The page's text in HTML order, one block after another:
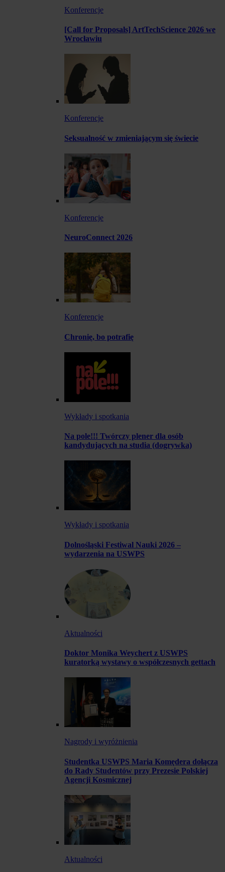
Konferencje
[Call for Proposals] ArtTechScience 2026 we
Wrocławiu
Konferencje
Seksualność w zmieniającym się świecie
Konferencje
NeuroConnect 2026
Konferencje
Chronię, bo potrafię
Wykłady i spotkania
Na pole!!! Twórczy plener dla osób
kandydujących na studia (dogrywka)
Wykłady i spotkania
Dolnośląski Festiwal Nauki 2026 –
wydarzenia na USWPS
Aktualności
Doktor Monika Weychert z USWPS
kuratorką wystawy o współczesnych gettach
Nagrody i wyróżnienia
Studentka USWPS Maria Komędera dołącza
do Rady Studentów przy Prezesie Polskiej
Agencji Kosmicznej
Aktualności